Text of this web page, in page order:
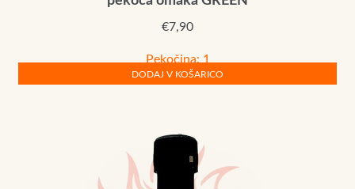
€7,90
Pekočina: 1
DODAJ V KOŠARICO